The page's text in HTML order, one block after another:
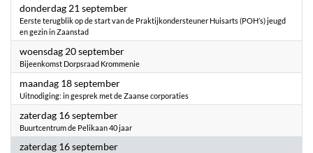
donderdag 21 september2023
Eerste terugblik op de start van de Praktijkondersteuner Huisarts (POH’s) jeugd
en gezin in Zaanstad
woensdag 20 september2023
Bijeenkomst Dorpsraad Krommenie
maandag 18 september2023
Uitnodiging: in gesprek met de Zaanse corporaties
zaterdag 16 september2023
Buurtcentrum de Pelikaan 40 jaar
zaterdag 16 september2023